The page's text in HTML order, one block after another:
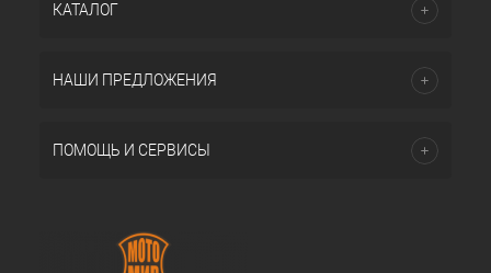
КАТАЛОГ
НАШИ ПРЕДЛОЖЕНИЯ
ПОМОЩЬ И СЕРВИСЫ